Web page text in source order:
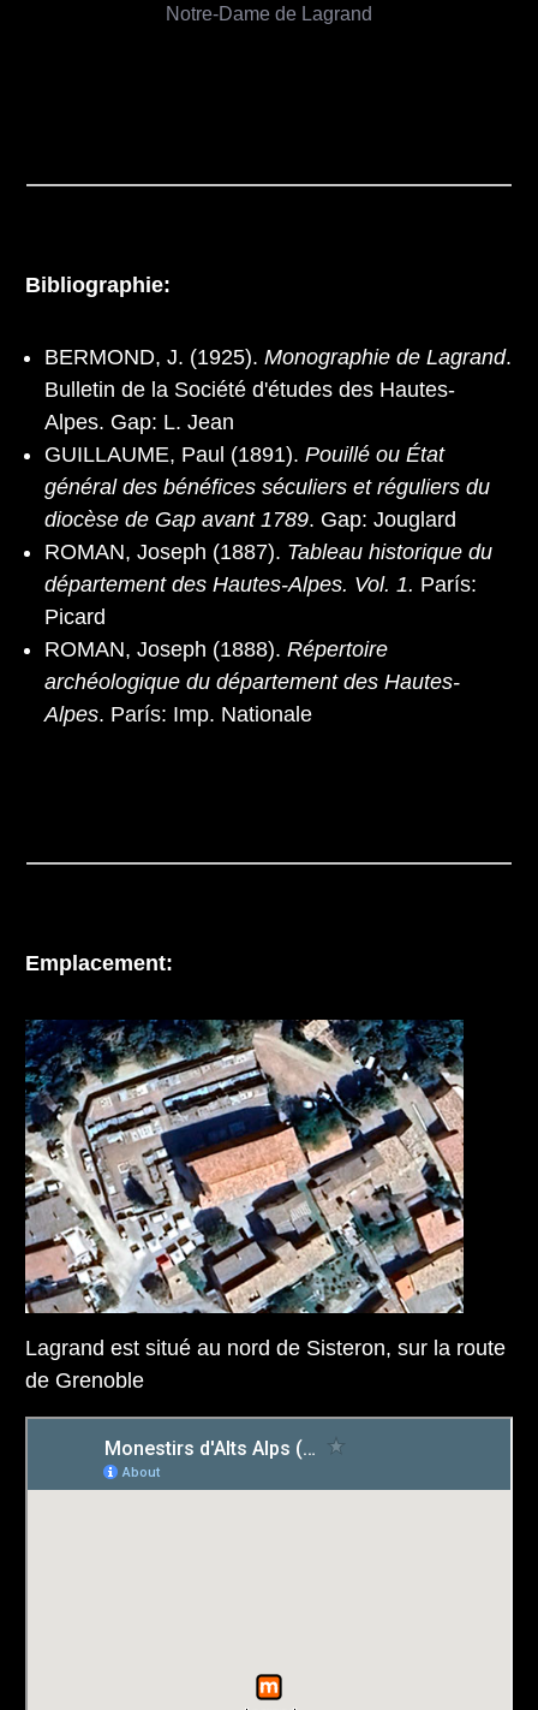
Notre-Dame de Lagrand
Bibliographie:
BERMOND, J. (1925). Monographie de Lagrand.
Bulletin de la Société d'études des Hautes-
Alpes. Gap: L. Jean
GUILLAUME, Paul (1891). Pouillé ou État
général des bénéfices séculiers et réguliers du
diocèse de Gap avant 1789. Gap: Jouglard
ROMAN, Joseph (1887). Tableau historique du
département des Hautes-Alpes. Vol. 1. París:
Picard
ROMAN, Joseph (1888). Répertoire
archéologique du département des Hautes-
Alpes. París: Imp. Nationale
Emplacement:
Lagrand est situé au nord de Sisteron, sur la route
de Grenoble